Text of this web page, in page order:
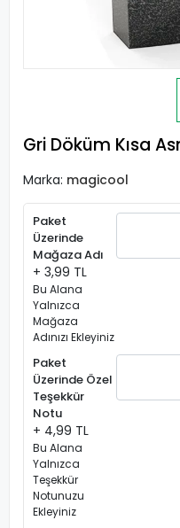
Gri Döküm Kısa
Marka: magicool
Paket
Üzerinde
Mağaza Adı
+ 3,99 TL
Bu Alana
Yalnızca
Mağaza
Adınızı Ekleyiniz
Paket
Üzerinde Özel
Teşekkür
Notu
+ 4,99 TL
Bu Alana
Yalnızca
Teşekkür
Notunuzu
Ekleyiniz